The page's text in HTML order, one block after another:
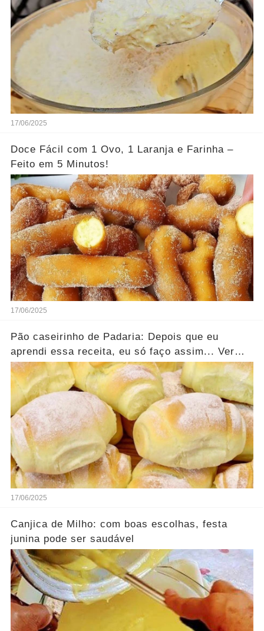
17/06/2025
Doce Fácil com 1 Ovo, 1 Laranja e Farinha –
Feito em 5 Minutos!
17/06/2025
Pão caseirinho de Padaria: Depois que eu
aprendi essa receita, eu só faço assim... Ver
mais
17/06/2025
Canjica de Milho: com boas escolhas, festa
junina pode ser saudável